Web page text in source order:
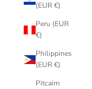
(EUR €)
Peru (EUR
€)
Philippines
(EUR €)
Pitcairn